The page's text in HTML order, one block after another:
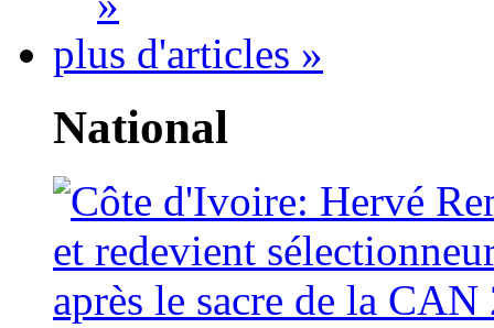
plus d'articles »
National